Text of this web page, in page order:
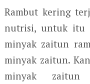
Rambut kering
nutrisi, untuk itu
minyak zaitun
minyak zaitun.
minyak